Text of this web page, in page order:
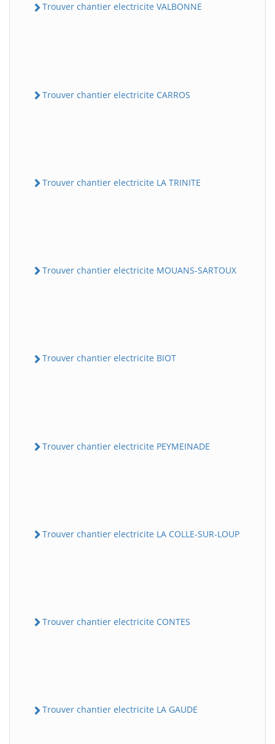
Trouver chantier electricite VALBONNE
Trouver chantier electricite CARROS
Trouver chantier electricite LA TRINITE
Trouver chantier electricite MOUANS-SARTOUX
Trouver chantier electricite BIOT
Trouver chantier electricite PEYMEINADE
Trouver chantier electricite LA COLLE-SUR-LOUP
Trouver chantier electricite CONTES
Trouver chantier electricite LA GAUDE